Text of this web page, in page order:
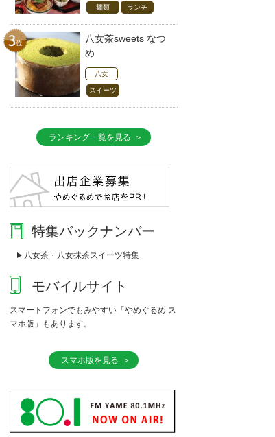
麺類 ランチ
八女茶sweets なつ
め
八女
スイーツ
ランキング一覧を見る
特集バックナンバー
八女茶・八女抹茶スイーツ特集
モバイルサイト
スマートフォンでもみやすい「やめぐるめ ス
マホ版」もあります。
スマホ版を見る